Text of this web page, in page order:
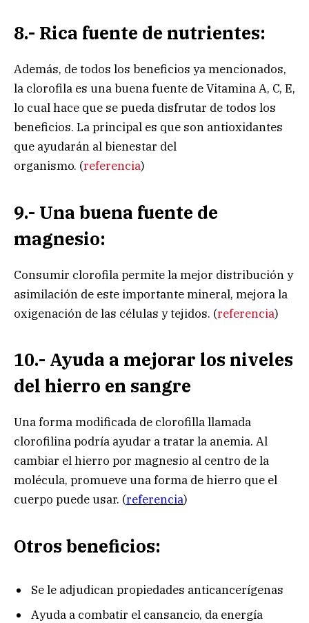
8.- Rica fuente de nutrientes:
Además, de todos los beneficios ya mencionados,
la clorofila es una buena fuente de Vitamina A, C, E,
lo cual hace que se pueda disfrutar de todos los
beneficios. La principal es que son antioxidantes
que ayudarán al bienestar del
organismo. (referencia)
9.- Una buena fuente de
magnesio:
Consumir clorofila permite la mejor distribución y
asimilación de este importante mineral, mejora la
oxigenación de las células y tejidos. (referencia)
10.- Ayuda a mejorar los niveles
del hierro en sangre
Una forma modificada de clorofilla llamada
clorofilina podría ayudar a tratar la anemia. Al
cambiar el hierro por magnesio al centro de la
molécula, promueve una forma de hierro que el
cuerpo puede usar. (referencia)
Otros beneficios:
Se le adjudican propiedades anticancerígenas
Ayuda a combatir el cansancio, da energía